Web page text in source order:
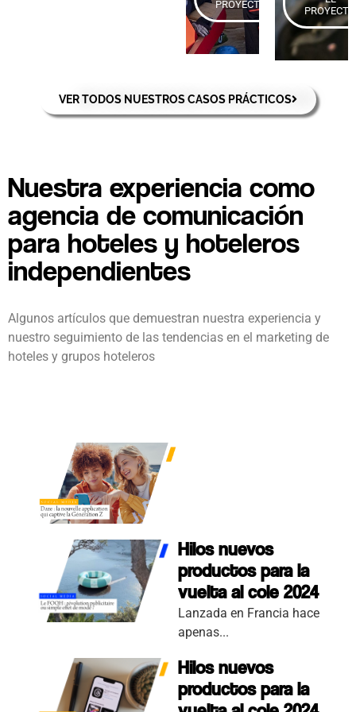
PROYECTO
PROYECTO
VER TODOS NUESTROS CASOS PRÁCTICOS
Nuestra experiencia como
agencia de comunicación
para hoteles y hoteleros
independientes
Algunos artículos que demuestran nuestra experiencia y
nuestro seguimiento de las tendencias en el marketing de
hoteles y grupos hoteleros
Hilos nuevos
productos para la
vuelta al cole 2024
Hilos nuevos
productos para la
vuelta al cole 2024
Lanzada en Francia hace
apenas...
Hilos nuevos
productos para la